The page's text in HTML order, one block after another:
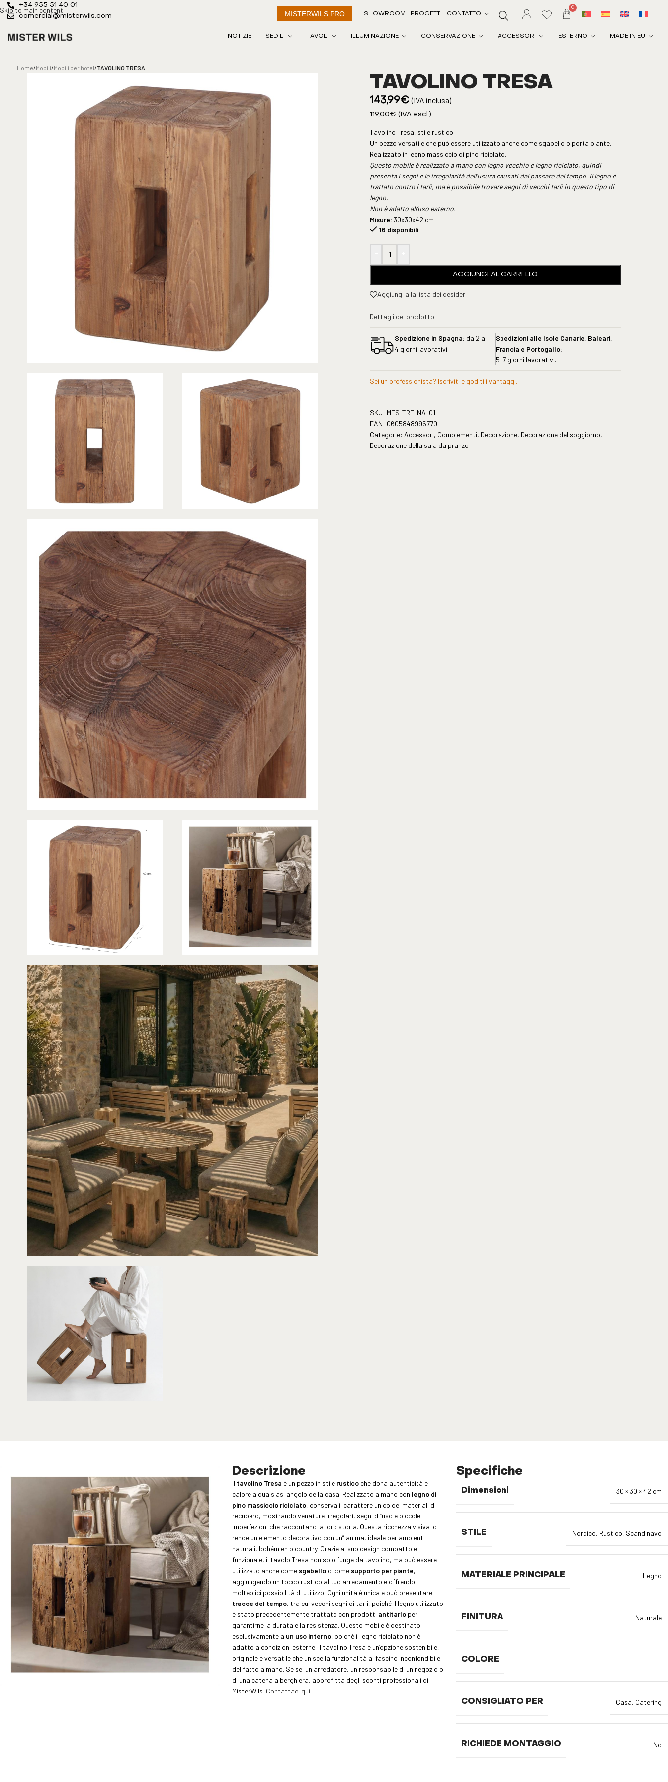
Skip to main content
+34 955 51 40 01
comercial@misterwils.com
MISTERWILS PRO SHOWROOM PROGETTI CONTATTO
0
NOTIZIE SEDILI TAVOLI ILLUMINAZIONE CONSERVAZIONE ACCESSORI ESTERNO MADE IN EU
Home/Mobili/Mobili per hotel/TAVOLINO TRESA
TAVOLINO TRESA
143,99€ (IVA inclusa)
119,00€ (IVA escl.)
Tavolino Tresa, stile rustico.
Un pezzo versatile che può essere utilizzato anche come sgabello o porta piante.
Realizzato in legno massiccio di pino riciclato.
Questo mobile è realizzato a mano con legno vecchio e legno riciclato, quindi
presenta i segni e le irregolarità dell’usura causati dal passare del tempo. Il legno è
trattato contro i tarli, ma è possibile trovare segni di vecchi tarli in questo tipo di
legno.
Non è adatto all’uso esterno.
Misure: 30x30x42 cm
16 disponibili
AGGIUNGI AL CARRELLO
Aggiungi alla lista dei desideri
Dettagli del prodotto.
Spedizione in Spagna: da 2 a
4 giorni lavorativi.
Spedizioni alle Isole Canarie, Baleari,
Francia e Portogallo:
5-7 giorni lavorativi.
Sei un professionista? Iscriviti e goditi i vantaggi.
SKU: MES-TRE-NA-01
EAN: 0605848995770
Categorie: Accessori, Complementi, Decorazione, Decorazione del soggiorno,
Decorazione della sala da pranzo
Descrizione
Il tavolino Tresa è un pezzo in stile rustico che dona autenticità e
calore a qualsiasi angolo della casa. Realizzato a mano con legno di
pino massiccio riciclato, conserva il carattere unico dei materiali di
recupero, mostrando venature irregolari, segni d “uso e piccole
imperfezioni che raccontano la loro storia. Questa ricchezza visiva lo
rende un elemento decorativo con un” anima, ideale per ambienti
naturali, bohémien o country. Grazie al suo design compatto e
funzionale, il tavolo Tresa non solo funge da tavolino, ma può essere
utilizzato anche come sgabello o come supporto per piante,
aggiungendo un tocco rustico al tuo arredamento e offrendo
molteplici possibilità di utilizzo. Ogni unità è unica e può presentare
tracce del tempo, tra cui vecchi segni di tarli, poiché il legno utilizzato
è stato precedentemente trattato con prodotti antitarlo per
garantirne la durata e la resistenza. Questo mobile è destinato
esclusivamente a un uso interno, poiché il legno riciclato non è
adatto a condizioni esterne. Il tavolino Tresa è un’opzione sostenibile,
originale e versatile che unisce la funzionalità al fascino inconfondibile
del fatto a mano. Se sei un arredatore, un responsabile di un negozio o
di una catena alberghiera, approfitta degli sconti professionali di
MisterWils. Contattaci qui.
Specifiche
Dimensioni 30 × 30 × 42 cm
STILE Nordico, Rustico, Scandinavo
MATERIALE PRINCIPALE Legno
FINITURA Naturale
COLORE
CONSIGLIATO PER Casa, Catering
RICHIEDE MONTAGGIO No